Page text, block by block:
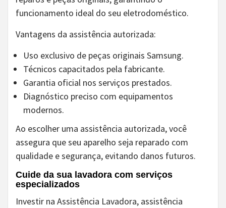
funcionamento ideal do seu eletrodoméstico.
Vantagens da assistência autorizada:
Uso exclusivo de peças originais Samsung.
Técnicos capacitados pela fabricante.
Garantia oficial nos serviços prestados.
Diagnóstico preciso com equipamentos
modernos.
Ao escolher uma assistência autorizada, você
assegura que seu aparelho seja reparado com
qualidade e segurança, evitando danos futuros.
Cuide da sua lavadora com serviços
especializados
Investir na Assistência Lavadora, assistência